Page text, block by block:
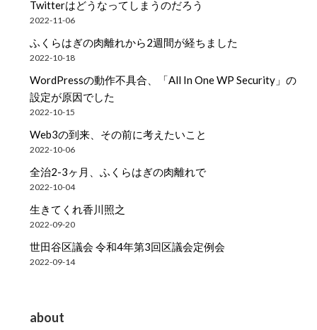
Twitterはどうなってしまうのだろう
2022-11-06
ふくらはぎの肉離れから2週間が経ちました
2022-10-18
WordPressの動作不具合、「All In One WP Security」の
設定が原因でした
2022-10-15
Web3の到来、その前に考えたいこと
2022-10-06
全治2-3ヶ月、ふくらはぎの肉離れで
2022-10-04
生きてくれ香川照之
2022-09-20
世田谷区議会 令和4年第3回区議会定例会
2022-09-14
about